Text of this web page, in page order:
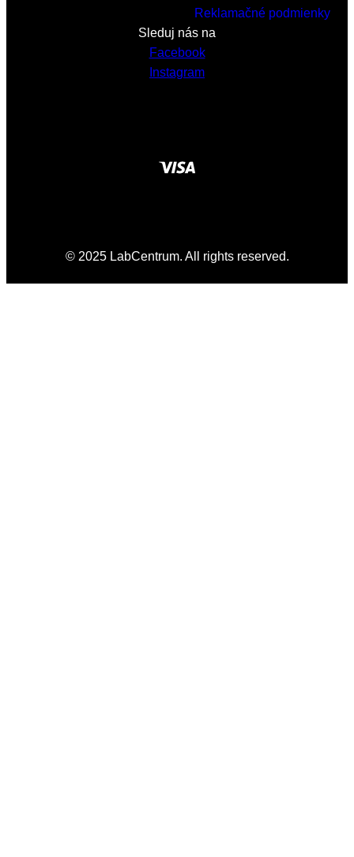
Reklamačné podmienky
Sleduj nás na
Facebook
Instagram
© 2025 LabCentrum. All rights reserved.